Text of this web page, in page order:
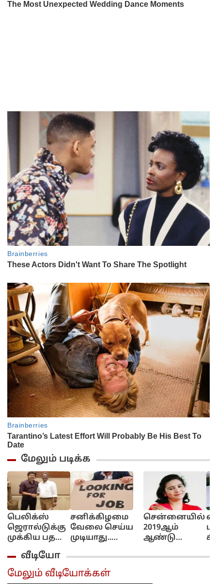
மேலும் படிக்க
பெலிக்ஸ்
ஜெரால்டுக்கு
முக்கிய பதவி
கொடுத்த
விஜய்!..
எதிர்ப்பு
வருமா?..
சனிக்கிழமை
வேலை செய்ய
முடியாது..
பதில் சொன்ன
இளைஞருக்கு
வேலை
சென்னையில்
2019ஆம்
ஆண்டு
துண்டாக
வீடியோ
மேலும் வீடியோக்கள்